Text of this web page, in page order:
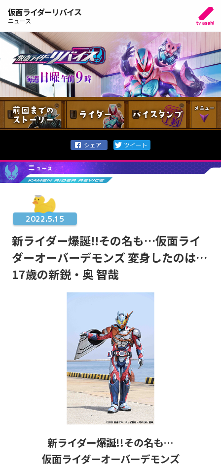
仮面ライダーリバイス
ニュース
2022.5.15
新ライダー爆誕!!その名も…仮面ライ
ダーオーバーデモンズ 変身したのは…
17歳の新鋭・奥 智哉
新ライダー爆誕!!その名も…
仮面ライダーオーバーデモンズ